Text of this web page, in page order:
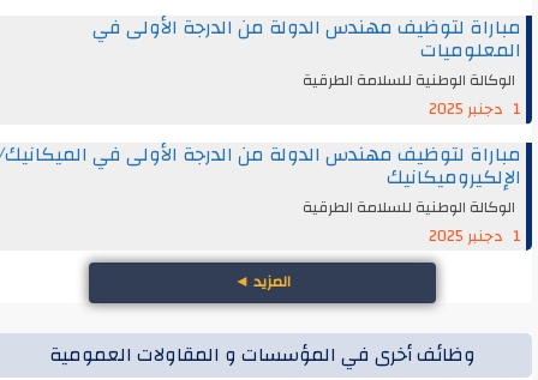
مباراة لتوظيف مهندس الدولة من الدرجة الأولى في
المعلوميات
الوكالة الوطنية للسلامة الطرقية
مباراة لتوظيف مهندس الدولة من الدرجة الأولى في الميكانيك/
الإلكيروميكانيك
الوكالة الوطنية للسلامة الطرقية
المزيد◄
وظائف أخرى في المؤسسات و المقاولات العمومية